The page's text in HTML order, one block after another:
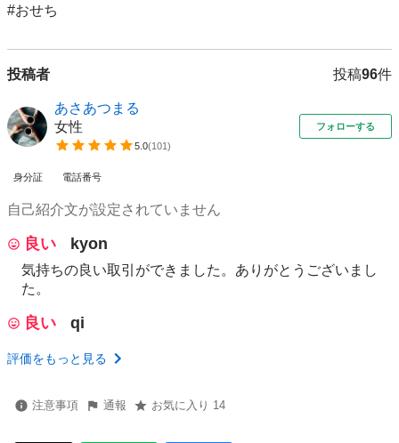
#おせち
投稿者 投稿96件
あさあつまる
女性
5.0(101)
フォローする
身分証 電話番号
自己紹介文が設定されていません
良い kyon
気持ちの良い取引ができました。ありがとうございまし
た。
良い qi
評価をもっと見る
注意事項 通報 お気に入り 14